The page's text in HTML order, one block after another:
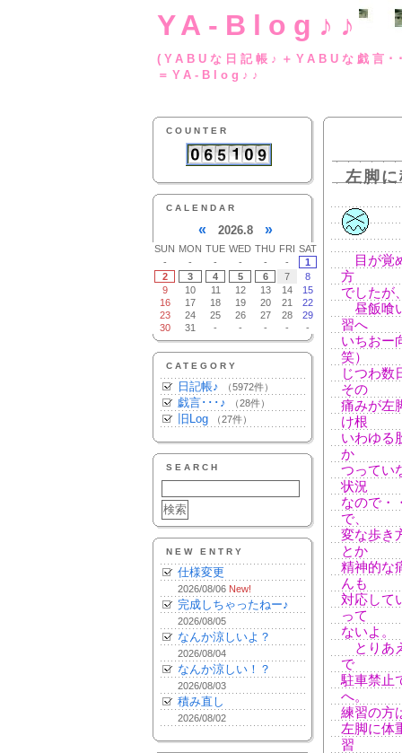
YA-Blog♪♪
(YABUな日記帳♪
＝YA-Blog♪♪
COUNTER
CALENDAR
« 2026.8 »
SUN MON TUE WED THU FRI SAT
-
- - - - -
1
2
3 4 5 6 7
8
9
10 11 12 13 14
15
16
17 18 19 20 21
22
23
24 25 26 27 28
29
30
31 - - - - -
CATEGORY
日記帳♪ （5972件）
戯言･･･♪ （28件）
旧Log （27件）
SEARCH
NEW ENTRY
仕様変更
2026/08/06 New!
完成しちゃったねー♪
2026/08/05
なんか涼しいよ？
2026/08/04
なんか涼しい！？
2026/08/03
積み直し
2026/08/02
左脚
目が覚
方
でしたが
昼飯喰
習へ
いちおー
笑）
じつわ数
その
痛みが左
け根
いわゆる
か
つってい
状況
なので・
で、
変な歩き
とか
精神的な
んも
対応して
って
ないよ。
とりあ
で
駐車禁止
へ。
練習の方
左脚に体
習